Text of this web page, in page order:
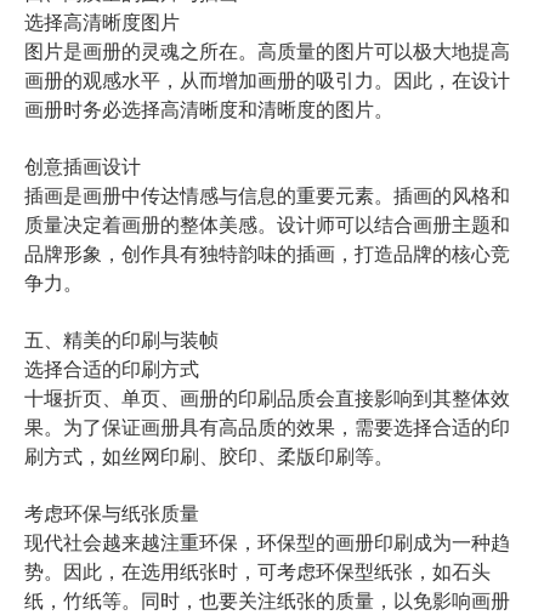
选择高清晰度图片
图片是画册的灵魂之所在。高质量的图片可以极大地提高
画册的观感水平，从而增加画册的吸引力。因此，在设计
画册时务必选择高清晰度和清晰度的图片。
创意插画设计
插画是画册中传达情感与信息的重要元素。插画的风格和
质量决定着画册的整体美感。设计师可以结合画册主题和
品牌形象，创作具有独特韵味的插画，打造品牌的核心竞
争力。
五、精美的印刷与装帧
选择合适的印刷方式
十堰折页、单页、 画册的印刷品质会直接影响到其整体效
果。为了保证画册具有高品质的效果，需要选择合适的印
刷方式，如丝网印刷、胶印、柔版印刷等。
考虑环保与纸张质量
现代社会越来越注重环保，环保型的画册印刷成为一种趋
势。因此，在选用纸张时，可考虑环保型纸张，如石头
纸，竹纸等。同时，也要关注纸张的质量，以免影响画册